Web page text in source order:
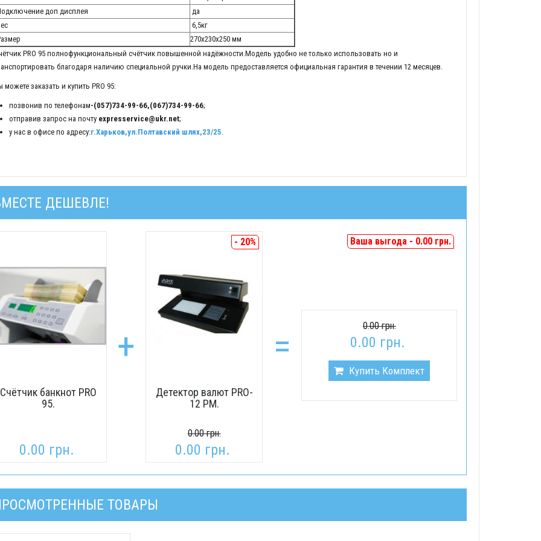
доп дисплея
да
6,5кг
270x230x250 мм
PRO 95 полнофункциональный счётчик повышенной надёжности.Модель удобно не только использовать но и
благодаря наличию специальной ручки.На модель предоставляется официальная гарантия в течении 12 месяцев.
можете заказать и купить PRO 95:
позвонив по телефонам-(057)734-99-66,(067)734-99-66;
отправив запрос на почту expresservice@ukr.net;
у нас в офисе по адресу:г.Харьков,ул.Полтавский шлях,23/25.
ДЕШЕВЛЕ!
Счётчик банкнот PRO
95.
0.00 грн.
+
- 20%
Детектор валют PRO-
12 PM.
0.00 грн.
0.00 грн.
=
Ваша выгода - 0.00 грн.
0.00 грн.
0.00 грн.
Купить Комплект
ТОВАРЫ